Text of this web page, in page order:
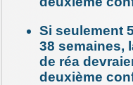
Si seulement
38 semaines,
de réa
deuxième